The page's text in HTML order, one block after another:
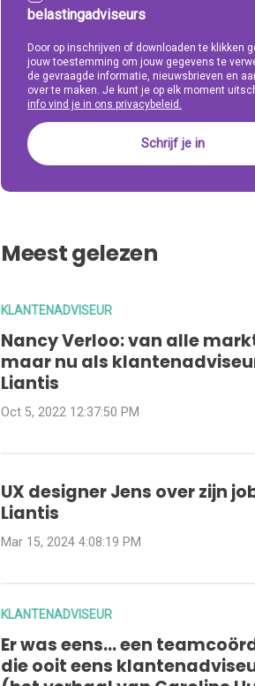
belastingadviseurs
Door op inschrijven of downloaden te klikken
jouw toestemming om jouw gegevens te
de gevraagde informatie, nieuwsbrieven en
over te maken. Je kunt je op elk moment
info vind je in ons privacybeleid.
Meest gelezen
KLANTENADVISEUR
Nancy Verloo: van alle
maar nu als
Liantis
Oct 5, 2022 12:37:50 PM
UX designer Jens over zijn
Liantis
Mar 15, 2024 4:08:19 PM
KLANTENADVISEUR
Er was eens… een
die ooit eens